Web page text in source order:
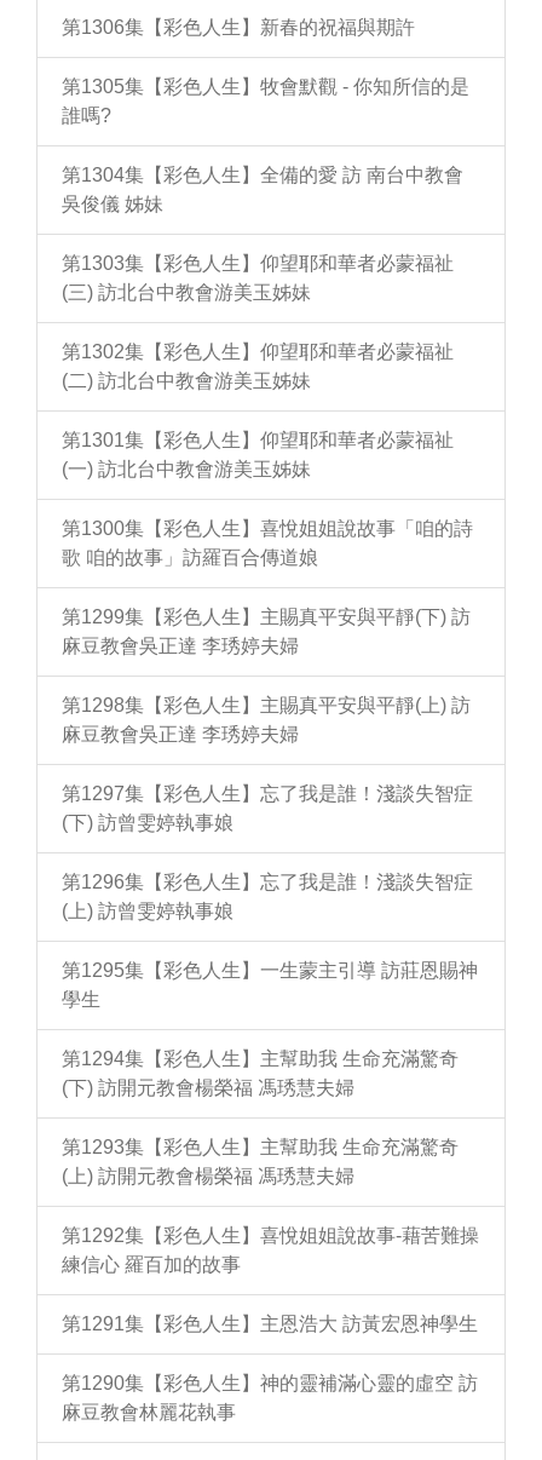
第1306集【彩色人生】新春的祝福與期許
第1305集【彩色人生】牧會默觀 - 你知所信的是
誰嗎?
第1304集【彩色人生】全備的愛 訪 南台中教會
吳俊儀 姊妹
第1303集【彩色人生】仰望耶和華者必蒙福祉
(三) 訪北台中教會游美玉姊妹
第1302集【彩色人生】仰望耶和華者必蒙福祉
(二) 訪北台中教會游美玉姊妹
第1301集【彩色人生】仰望耶和華者必蒙福祉
(一) 訪北台中教會游美玉姊妹
第1300集【彩色人生】喜悅姐姐說故事「咱的詩
歌 咱的故事」訪羅百合傳道娘
第1299集【彩色人生】主賜真平安與平靜(下) 訪
麻豆教會吳正達 李琇婷夫婦
第1298集【彩色人生】主賜真平安與平靜(上) 訪
麻豆教會吳正達 李琇婷夫婦
第1297集【彩色人生】忘了我是誰！淺談失智症
(下) 訪曾雯婷執事娘
第1296集【彩色人生】忘了我是誰！淺談失智症
(上) 訪曾雯婷執事娘
第1295集【彩色人生】一生蒙主引導 訪莊恩賜神
學生
第1294集【彩色人生】主幫助我 生命充滿驚奇
(下) 訪開元教會楊榮福 馮琇慧夫婦
第1293集【彩色人生】主幫助我 生命充滿驚奇
(上) 訪開元教會楊榮福 馮琇慧夫婦
第1292集【彩色人生】喜悅姐姐說故事-藉苦難操
練信心 羅百加的故事
第1291集【彩色人生】主恩浩大 訪黃宏恩神學生
第1290集【彩色人生】神的靈補滿心靈的虛空 訪
麻豆教會林麗花執事